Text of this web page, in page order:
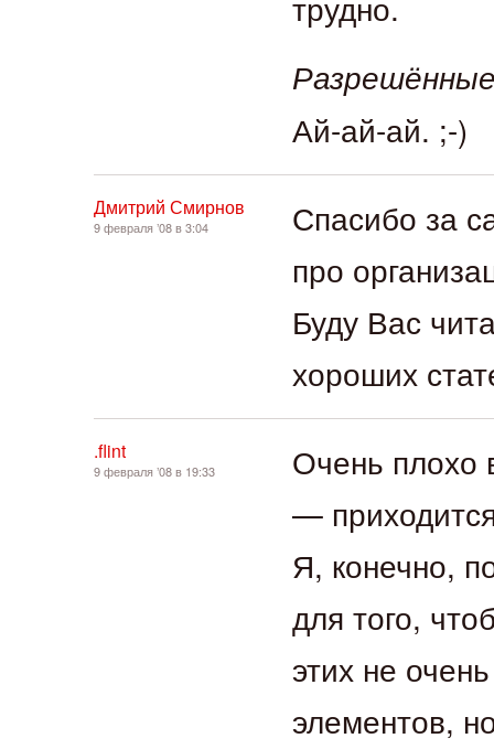
Ай-ай-ай. ;-)
Спасибо за
про
Буду Вас
хороших
Дмитрий Смирнов
9 февраля ’08 в 3:04
Очень плохо
—
Я, конечно,
для того,
этих не
элементов,
.flint
9 февраля ’08 в 19:33